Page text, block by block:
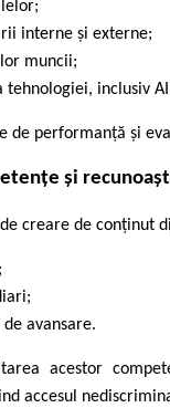
interne și externe;
muncii;
inclusiv
de performanță și
și
creare de conținut
avansare.
acestor
accesul